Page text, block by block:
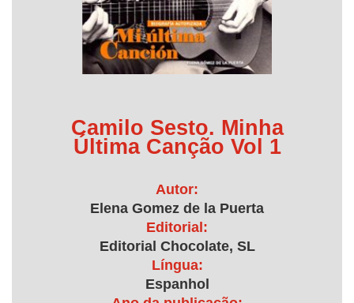
Camilo Sesto. Minha
Última Canção Vol 1
Autor:
Elena Gomez de la Puerta
Editorial:
Editorial Chocolate, SL
Língua:
Espanhol